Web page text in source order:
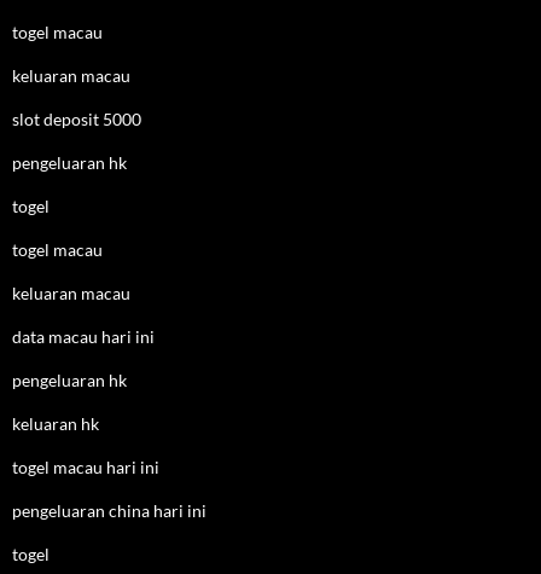
togel macau
keluaran macau
slot deposit 5000
pengeluaran hk
togel
togel macau
keluaran macau
data macau hari ini
pengeluaran hk
keluaran hk
togel macau hari ini
pengeluaran china hari ini
togel